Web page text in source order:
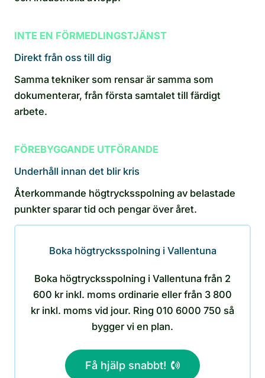
INTE EN FÖRMEDLINGSTJÄNST
Direkt från oss till dig
Samma tekniker som rensar är samma som
dokumenterar, från första samtalet till färdigt
arbete.
FÖREBYGGANDE UTFÖRANDE
Underhåll innan det blir kris
Återkommande högtrycksspolning av belastade
punkter sparar tid och pengar över året.
Boka högtrycksspolning i Vallentuna
Boka högtrycksspolning i Vallentuna från 2
600 kr inkl. moms ordinarie eller från 3 800
kr inkl. moms vid jour. Ring 010 6000 750 så
bygger vi en plan.
Få hjälp snabbt!